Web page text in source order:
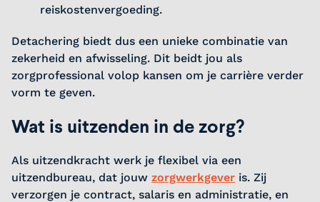
reiskostenvergoeding.
Detachering biedt dus een unieke combinatie van
zekerheid en afwisseling. Dit beidt jou als
zorgprofessional volop kansen om je carrière verder
vorm te geven.
Wat is uitzenden in de zorg?
Als uitzendkracht werk je flexibel via een
uitzendbureau, dat jouw zorgwerkgever is. Zij
verzorgen je contract, salaris en administratie, en